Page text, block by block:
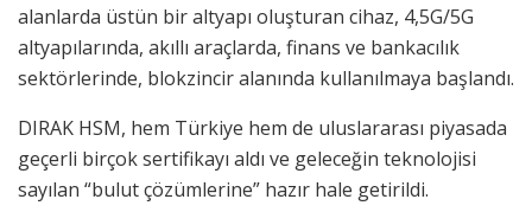
alanlarda üstün bir altyapı oluşturan cihaz, 4,5G/5G
altyapılarında, akıllı araçlarda, finans ve bankacılık
sektörlerinde, blokzincir alanında kullanılmaya başlandı.
DIRAK HSM, hem Türkiye hem de uluslararası piyasada
geçerli birçok sertifikayı aldı ve geleceğin teknolojisi
sayılan “bulut çözümlerine” hazır hale getirildi.